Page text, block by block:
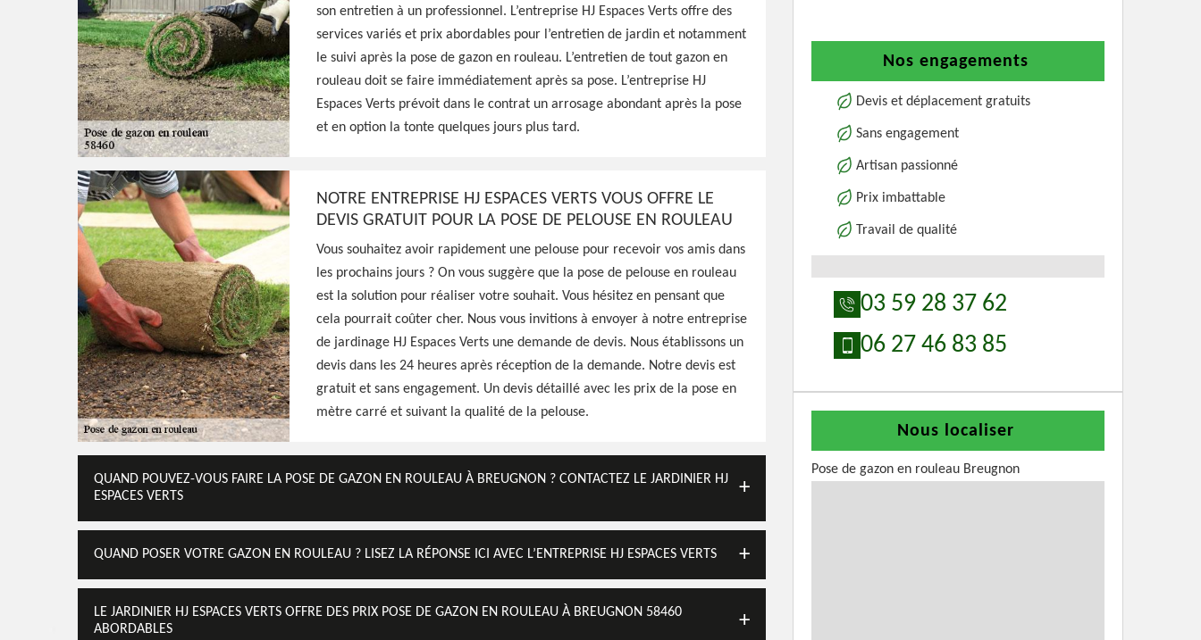
en rouleau Breugnon
58460
Excellent jardinier à Breugnon 58460, HJ Espaces Verts peut intervenir
à tout moment et se déplacer gratuitement chez vous pour s'occuper
de la pose de gazon en rouleau, fournit un travail de qualité
Voir Nos Realisations
son entretien à un professionnel. L’entreprise HJ Espaces Verts offre des
services variés et prix abordables pour l’entretien de jardin et notamment
le suivi après la pose de gazon en rouleau. L’entretien de tout gazon en
rouleau doit se faire immédiatement après sa pose. L’entreprise HJ
Espaces Verts prévoit dans le contrat un arrosage abondant après la pose
et en option la tonte quelques jours plus tard.
NOTRE ENTREPRISE HJ ESPACES VERTS VOUS OFFRE LE
DEVIS GRATUIT POUR LA POSE DE PELOUSE EN ROULEAU
Vous souhaitez avoir rapidement une pelouse pour recevoir vos amis dans
les prochains jours ? On vous suggère que la pose de pelouse en rouleau
est la solution pour réaliser votre souhait. Vous hésitez en pensant que
cela pourrait coûter cher. Nous vous invitions à envoyer à notre entreprise
de jardinage HJ Espaces Verts une demande de devis. Nous établissons un
devis dans les 24 heures après réception de la demande. Notre devis est
gratuit et sans engagement. Un devis détaillé avec les prix de la pose en
mètre carré et suivant la qualité de la pelouse.
QUAND POUVEZ-VOUS FAIRE LA POSE DE GAZON EN ROULEAU À BREUGNON ? CONTACTEZ LE JARDINIER HJ
ESPACES VERTS
QUAND POSER VOTRE GAZON EN ROULEAU ? LISEZ LA RÉPONSE ICI AVEC L’ENTREPRISE HJ ESPACES VERTS
LE JARDINIER HJ ESPACES VERTS OFFRE DES PRIX POSE DE GAZON EN ROULEAU À BREUGNON 58460
ABORDABLES
Nos engagements
Devis et déplacement gratuits
Sans engagement
Artisan passionné
Prix imbattable
Travail de qualité
03 59 28 37 62
06 27 46 83 85
Nous localiser
Pose de gazon en rouleau Breugnon